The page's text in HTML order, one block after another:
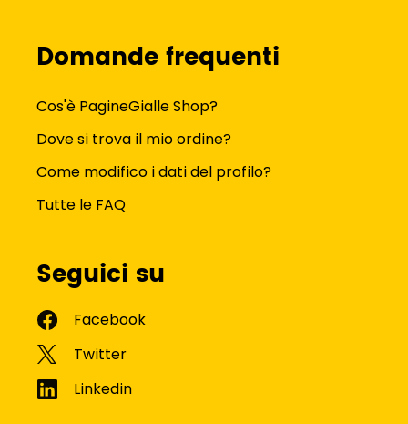
Domande frequenti
Cos'è PagineGialle Shop?
Dove si trova il mio ordine?
Come modifico i dati del profilo?
Tutte le FAQ
Seguici su